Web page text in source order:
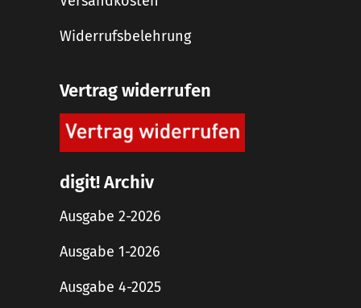
Widerrufsbelehrung
Vertrag widerrufen
digit! Archiv
Ausgabe 2-2026
Ausgabe 1-2026
Ausgabe 4-2025